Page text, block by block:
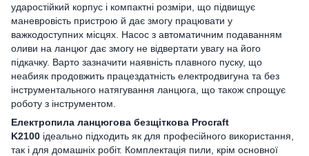
ударостійкий корпус і компактні розміри, що підвищує
маневровість пристрою й дає змогу працювати у
важкодоступних місцях. Насос з автоматичним подаванням
оливи на ланцюг дає змогу не відвертати увагу на його
підкачку. Варто зазначити наявність плавного пуску, що
неабияк продовжить працездатність електродвигуна та без
інструментального натягування ланцюга, що також спрощує
роботу з інструментом.
Електропила ланцюгова безщіткова Procraft
K2100 ідеально підходить як для професійного використання,
так і для домашніх робіт. Комплектація пили, крім основної